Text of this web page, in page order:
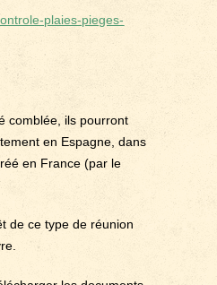
plaies-pieges-
comblée, ils pourront
en Espagne, dans
en France (par le
de ce type de réunion